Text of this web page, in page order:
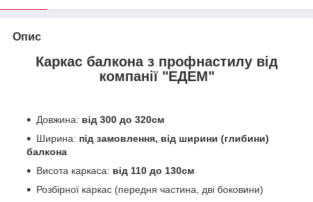
Опис
Каркас балкона з профнастилу від
компанії "ЕДЕМ"
Довжина: від 300 до 320см
Ширина: під замовлення, від ширини (глибини)
балкона
Висота каркаса: від 110 до 130см
Розбірної каркас (передня частина, дві боковини)